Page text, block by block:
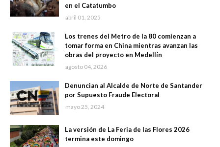
en el Catatumbo
abril 01, 2025
Los trenes del Metro de la 80 comienzan a
tomar forma en China mientras avanzan las
obras del proyecto en Medellín
agosto 04, 2026
Denuncian al Alcalde de Norte de Santander
por Supuesto Fraude Electoral
mayo 25, 2024
La versión de La Feria de las Flores 2026
termina este domingo